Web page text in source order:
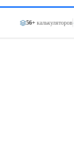
56+ калькуляторов